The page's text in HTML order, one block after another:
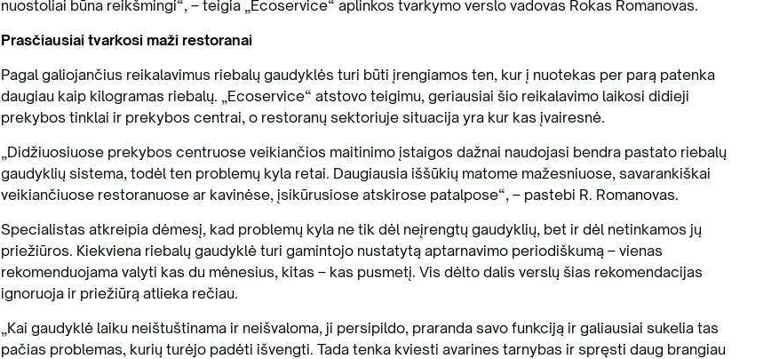
nuostoliai būna reikšmingi“, – teigia „Ecoservice“ aplinkos tvarkymo verslo vadovas Rokas Romanovas.
Prasčiausiai tvarkosi maži restoranai
Pagal galiojančius reikalavimus riebalų gaudyklės turi būti įrengiamos ten, kur į nuotekas per parą patenka
daugiau kaip kilogramas riebalų. „Ecoservice“ atstovo teigimu, geriausiai šio reikalavimo laikosi didieji
prekybos tinklai ir prekybos centrai, o restoranų sektoriuje situacija yra kur kas įvairesnė.
„Didžiuosiuose prekybos centruose veikiančios maitinimo įstaigos dažnai naudojasi bendra pastato riebalų
gaudyklių sistema, todėl ten problemų kyla retai. Daugiausia iššūkių matome mažesniuose, savarankiškai
veikiančiuose restoranuose ar kavinėse, įsikūrusiose atskirose patalpose“, – pastebi R. Romanovas.
Specialistas atkreipia dėmesį, kad problemų kyla ne tik dėl neįrengtų gaudyklių, bet ir dėl netinkamos jų
priežiūros. Kiekviena riebalų gaudyklė turi gamintojo nustatytą aptarnavimo periodiškumą – vienas
rekomenduojama valyti kas du mėnesius, kitas – kas pusmetį. Vis dėlto dalis verslų šias rekomendacijas
ignoruoja ir priežiūrą atlieka rečiau.
„Kai gaudyklė laiku neištuštinama ir neišvaloma, ji persipildo, praranda savo funkciją ir galiausiai sukelia tas
pačias problemas, kurių turėjo padėti išvengti. Tada tenka kviesti avarines tarnybas ir spręsti daug brangiau